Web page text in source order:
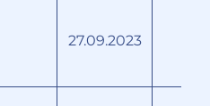
27.09.2023